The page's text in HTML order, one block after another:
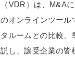
VDR）は、M&A
オンラインツー
ルームとの比較
し、譲受企業の